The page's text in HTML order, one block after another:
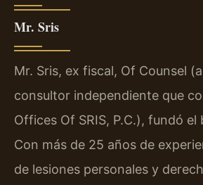
Mr. Sris
Mr. Sris, ex fiscal, Of Counsel
consultor independiente que
Offices Of SRIS, P.C.), fundó el
Con más de 25 años de
de lesiones personales y